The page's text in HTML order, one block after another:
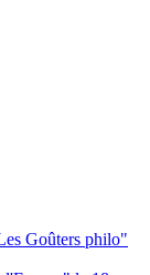
Goûters philo"